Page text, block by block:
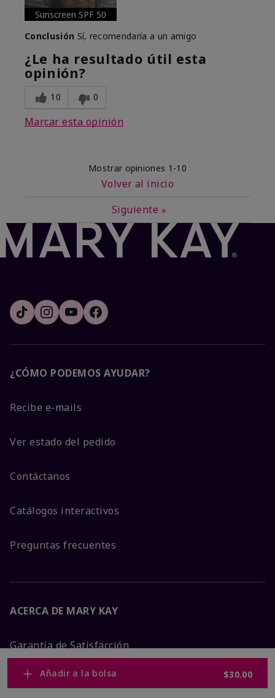
Añadir a la bolsa $30.00
Sunscreen SPF 50
Conclusión Sí, recomendaría a un amigo
¿Le ha resultado útil esta
opinión?
10 0
Marcar esta opinión
Mostrar opiniones 1-10
Volver al inicio
Siguiente »
¿CÓMO PODEMOS AYUDAR?
Recibe e-mails
Ver estado del pedido
Contáctanos
Catálogos interactivos
Preguntas frecuentes
ACERCA DE MARY KAY
Garantía de Satisfacción
Sobre Mary Kay